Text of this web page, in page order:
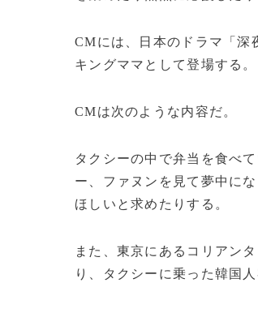
CMには、日本のドラマ「深
キングママとして登場する。
CMは次のような内容だ。
タクシーの中で弁当を食べ
ー、ファヌンを見て夢中に
ほしいと求めたりする。
また、東京にあるコリアン
り、タクシーに乗った韓国